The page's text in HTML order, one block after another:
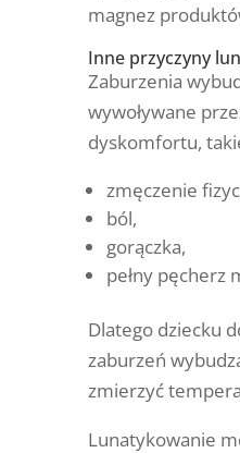
magnez
Inne przyczyny
Zaburzenia
wywoływane
dyskomfortu,
zmęczenie
ból,
gorączka,
pełny pęcherz
Dlatego dziecku
zaburzeń
zmierzyć
Lunatykowanie